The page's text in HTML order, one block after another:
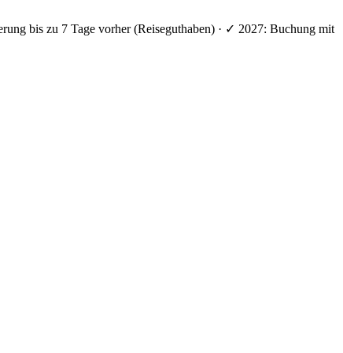
bis zu 7 Tage vorher (Reiseguthaben) · ✓ 2027: Buchung mit